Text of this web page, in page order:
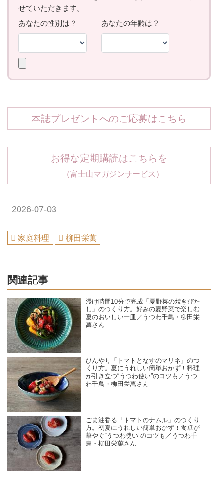
本誌プレゼントへのご応募はこちら
お得な定期購読はこちらを
（富士山マガジンサービス）
2026-07-03
家庭料理 柳田栄萬
関連記事
浸け時間10分で完成「夏野菜の焼きびた
し」のつくり方。好みの夏野菜で楽しむ
夏のおいしい一皿／うつわ千鳥・柳田栄
萬さん
ひんやり「トマトとなすのマリネ」のつ
くり方。夏にうれしい簡単おかず！料理
が引き立つ“うつわ使い”のコツも／うつ
わ千鳥・柳田栄萬さん
ごま油香る「トマトのナムル」のつくり
方。初夏にうれしい簡単おかず！食卓が
華やぐ“うつわ使い”のコツも／うつわ千
鳥・柳田栄萬さん